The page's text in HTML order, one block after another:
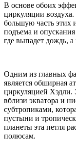
В основе обоих
циркуляции воздуха.
большую часть этих
подъема и
где выпадет дождь, а
Одним из главных
является обширная
циркуляцией Хэдли.
вблизи экватора и
субтропиками,
пустыни и
планеты эта петля
полюсам.